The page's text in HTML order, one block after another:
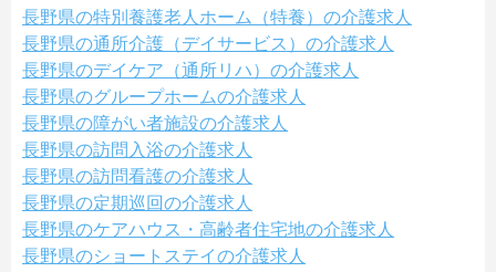
長野県の特別養護老人ホーム（特養）の介護求人
長野県の通所介護（デイサービス）の介護求人
長野県のデイケア（通所リハ）の介護求人
長野県のグループホームの介護求人
長野県の障がい者施設の介護求人
長野県の訪問入浴の介護求人
長野県の訪問看護の介護求人
長野県の定期巡回の介護求人
長野県のケアハウス・高齢者住宅地の介護求人
長野県のショートステイの介護求人